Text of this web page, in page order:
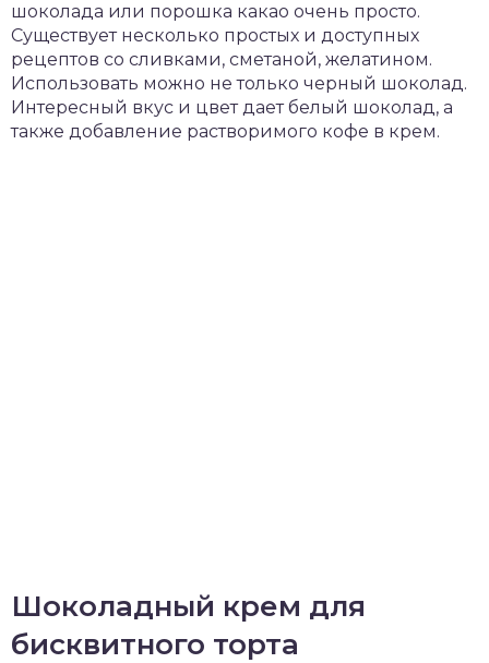
шоколада или порошка какао очень просто.
Существует несколько простых и доступных
рецептов со сливками, сметаной, желатином.
Использовать можно не только черный шоколад.
Интересный вкус и цвет дает белый шоколад, а
также добавление растворимого кофе в крем.
Шоколадный крем для
бисквитного торта